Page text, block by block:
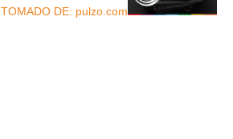
TOMADO DE: pulzo.com